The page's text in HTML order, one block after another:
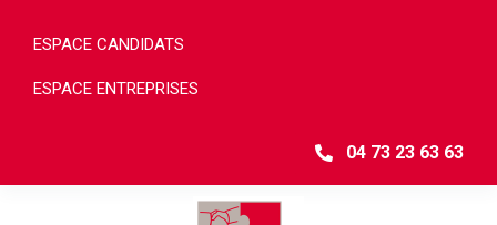
ESPACE CANDIDATS
ESPACE ENTREPRISES
04 73 23 63 63